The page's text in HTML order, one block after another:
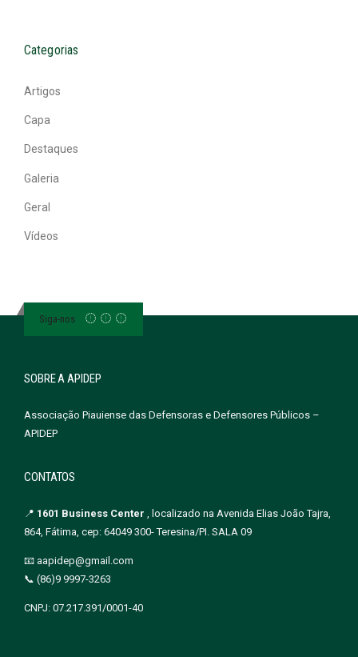
Categorias
Artigos
Capa
Destaques
Galeria
Geral
Vídeos
Siga-nos
SOBRE A APIDEP
Associação Piauiense das Defensoras e Defensores Públicos –
APIDEP
CONTATOS
📍 1601 Business Center , localizado na Avenida Elias João Tajra,
864, Fátima, cep: 64049 300- Teresina/PI. SALA 09
📧 aapidep@gmail.com
📞 (86)9 9997-3263
CNPJ: 07.217.391/0001-40